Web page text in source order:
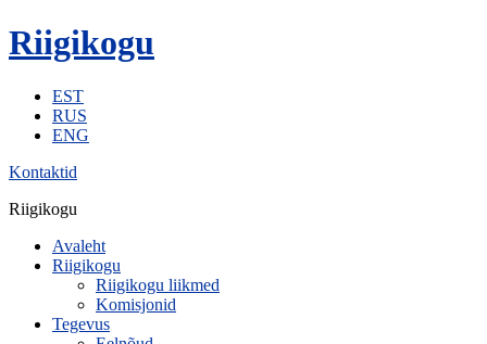
Riigikogu
EST
RUS
ENG
Kontaktid
Riigikogu
Avaleht
Riigikogu
Riigikogu liikmed
Komisjonid
Tegevus